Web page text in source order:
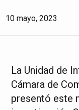
10 mayo, 2023
La Unidad de
Cámara de
presentó este